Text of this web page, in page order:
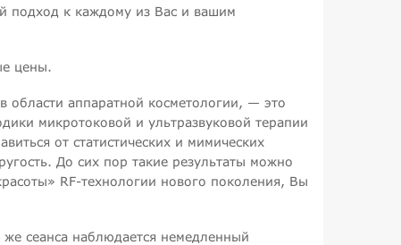
подход к каждому из Вас и вашим
цены.
аппаратной косметологии, — это
микротоковой и ультразвуковой терапии
от статистических и мимических
До сих пор такие результаты можно
RF-технологии нового поколения, Вы
сеанса наблюдается немедленный